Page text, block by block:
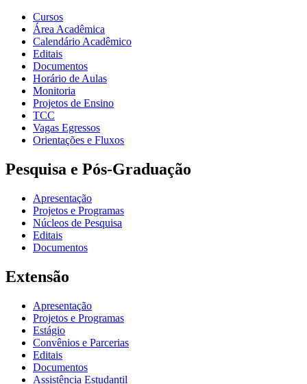
Cursos
Área Acadêmica
Calendário Acadêmico
Editais
Documentos
Horário de Aulas
Monitoria
Projetos de Ensino
TCC
Vagas Egressos
Orientações e Fluxos
Pesquisa e Pós-Graduação
Apresentação
Projetos e Programas
Núcleos de Pesquisa
Editais
Documentos
Extensão
Apresentação
Projetos e Programas
Estágio
Convênios e Parcerias
Editais
Documentos
Assistência Estudantil